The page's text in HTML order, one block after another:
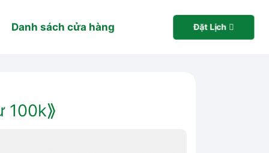
Danh sách cửa hàng Đặt Lịch
100k⟫